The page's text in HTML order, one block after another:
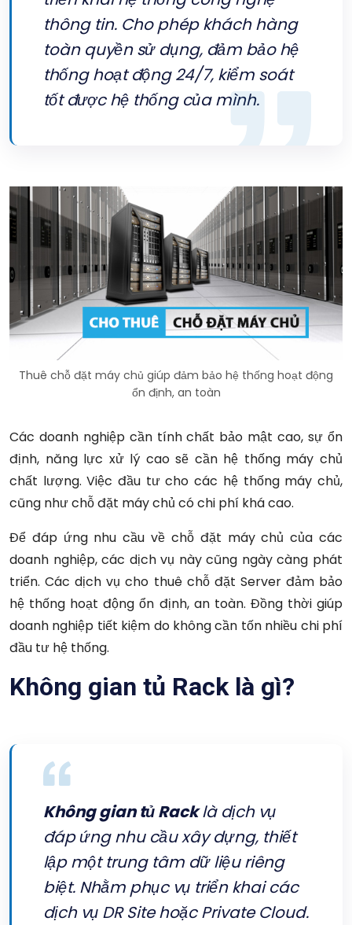
thông tin. Cho phép khách hàng
toàn quyền sử dụng, đảm bảo hệ
thống hoạt động 24/7, kiểm soát
tốt được hệ thống của mình.
Thuê chỗ đặt máy chủ giúp đảm bảo hệ thống hoạt động
ổn định, an toàn
Các doanh nghiệp cần tính chất bảo mật cao, sự ổn
định, năng lực xử lý cao sẽ cần hệ thống máy chủ
chất lượng. Việc đầu tư cho các hệ thống máy chủ,
cũng như chỗ đặt máy chủ có chi phí khá cao.
Để đáp ứng nhu cầu về chỗ đặt máy chủ của các
doanh nghiệp, các dịch vụ này cũng ngày càng phát
triển.Các dịch vụ cho thuê chỗ đặt Server đảm bảo
hệ thống hoạt động ổn định, an toàn. Đồng thời giúp
doanh nghiệp tiết kiệm do không cần tốn nhiều chi phí
đầu tư hệ thống.
Không gian tủ Rack là gì?
Không gian tủ Racklà dịch vụ
đáp ứng nhu cầu xây dựng, thiết
lập một trung tâm dữ liệu riêng
biệt. Nhằm phục vụ triển khai các
dịch vụ DR Site hoặc Private Cloud.